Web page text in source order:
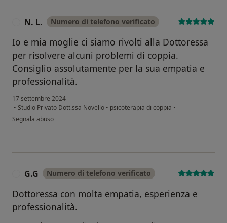
N. L. Numero di telefono verificato
Io e mia moglie ci siamo rivolti alla Dottoressa
per risolvere alcuni problemi di coppia.
Consiglio assolutamente per la sua empatia e
professionalità.
17 settembre 2024
• Studio Privato Dott.ssa Novello • psicoterapia di coppia •
secondo l'opinione dell'utente N. L.
Segnala abuso
G.G Numero di telefono verificato
Dottoressa con molta empatia, esperienza e
professionalità.